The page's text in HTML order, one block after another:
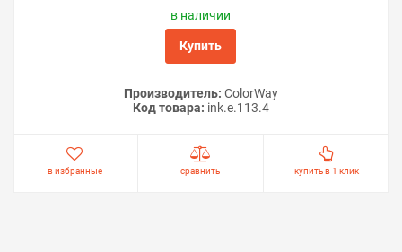
в наличии
Купить
Производитель: ColorWay
Код товара: ink.e.113.4
в избранные сравнить купить в 1 клик